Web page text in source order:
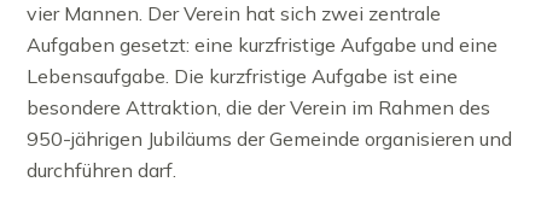
vier Mannen. Der Verein hat sich zwei zentrale
Aufgaben gesetzt: eine kurzfristige Aufgabe und eine
Lebensaufgabe. Die kurzfristige Aufgabe ist eine
besondere Attraktion, die der Verein im Rahmen des
950-jährigen Jubiläums der Gemeinde organisieren und
durchführen darf.